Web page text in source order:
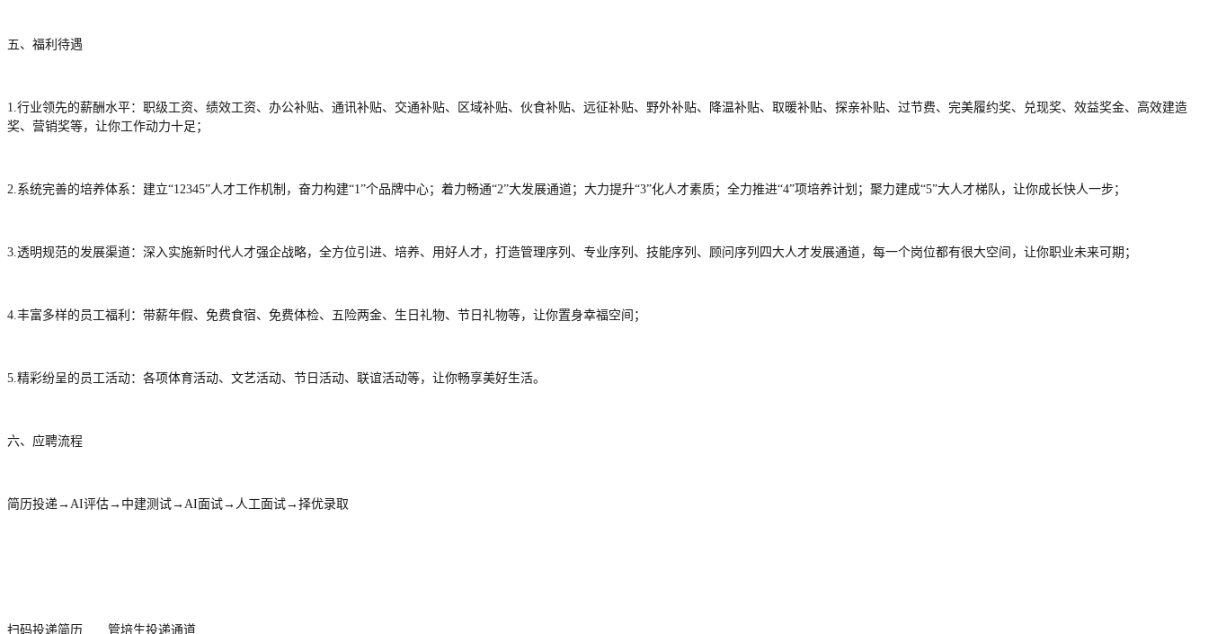
五、福利待遇
1.行业领先的薪酬水平：职级工资、绩效工资、办公补贴、通讯补贴、交通补贴、区域补贴、伙食补贴、远征补贴、野外补贴、降温补贴、取暖补贴、探亲补贴、过节费、完美履约奖、兑现奖、效益奖金、高效建造
奖、营销奖等，让你工作动力十足；
2.系统完善的培养体系：建立“12345”人才工作机制，奋力构建“1”个品牌中心；着力畅通“2”大发展通道；大力提升“3”化人才素质；全力推进“4”项培养计划；聚力建成“5”大人才梯队，让你成长快人一步；
3.透明规范的发展渠道：深入实施新时代人才强企战略，全方位引进、培养、用好人才，打造管理序列、专业序列、技能序列、顾问序列四大人才发展通道，每一个岗位都有很大空间，让你职业未来可期；
4.丰富多样的员工福利：带薪年假、免费食宿、免费体检、五险两金、生日礼物、节日礼物等，让你置身幸福空间；
5.精彩纷呈的员工活动：各项体育活动、文艺活动、节日活动、联谊活动等，让你畅享美好生活。
六、应聘流程
简历投递→AI评估→中建测试→AI面试→人工面试→择优录取
扫码投递简历 管培生投递通道